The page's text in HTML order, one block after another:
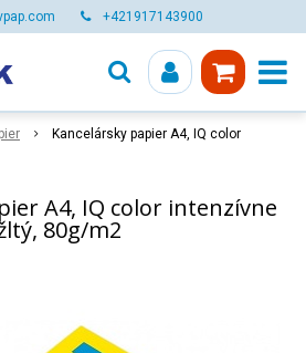
+421917143900
Kancelársky papier A4, IQ color
A4, IQ color intenzívne
80g/m2